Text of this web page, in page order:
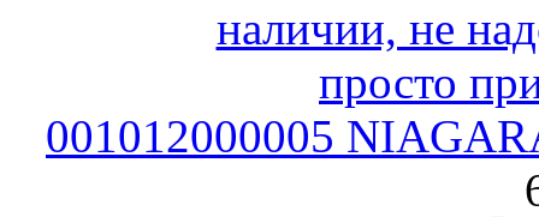
001012000005